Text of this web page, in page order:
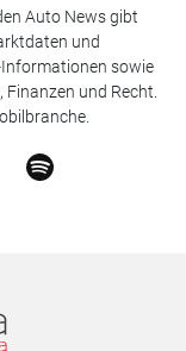
Auto News gibt
und
sowie
und Recht.